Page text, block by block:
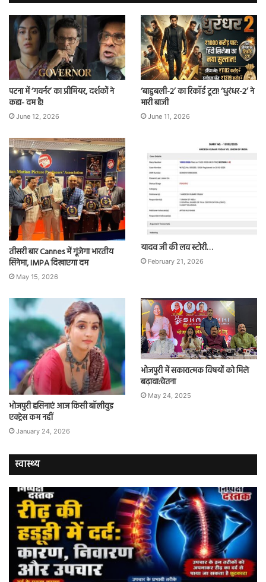
पटना में ‘गवर्नर’ का प्रीमियर, दर्शकों ने
कहा- दम है!
June 12, 2026
‘बाहुबली-2’ का रिकॉर्ड टूटा! ‘धुरंधर-2’ ने
मारी बाजी
June 11, 2026
तीसरी बार Cannes में गूंजेगा भारतीय
सिनेमा, IMPA दिखाएगा दम
May 15, 2026
यादव जी की लव स्टोरी…
February 21, 2026
भोजपुरी हसिनाएं आज किसी बॉलीवुड
एक्ट्रेस कम नहीं
January 24, 2026
भोजपुरी में सकारात्मक विषयों को मिले
बढ़ावा:चेतना
May 24, 2025
स्वास्थ्य